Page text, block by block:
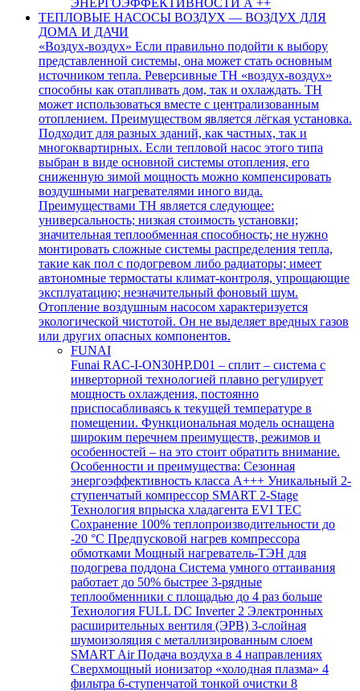
ЭНЕРГОЭФФЕКТИВНОСТИ А ++
ТЕПЛОВЫЕ НАСОСЫ ВОЗДУХ — ВОЗДУХ ДЛЯ
ДОМА И ДАЧИ
«Воздух-воздух» Если правильно подойти к выбору
представленной системы, она может стать основным
источником тепла. Реверсивные ТН «воздух-воздух»
способны как отапливать дом, так и охлаждать. ТН
может использоваться вместе с централизованным
отоплением. Преимуществом является лёгкая установка.
Подходит для разных зданий, как частных, так и
многоквартирных. Если тепловой насос этого типа
выбран в виде основной системы отопления, его
сниженную зимой мощность можно компенсировать
воздушными нагревателями иного вида.
Преимуществами ТН является следующее:
универсальность; низкая стоимость установки;
значительная теплообменная способность; не нужно
монтировать сложные системы распределения тепла,
такие как пол с подогревом либо радиаторы; имеет
автономные термостаты климат-контроля, упрощающие
эксплуатацию; незначительный фоновый шум.
Отопление воздушным насосом характеризуется
экологической чистотой. Он не выделяет вредных газов
или других опасных компонентов.
FUNAI
Funai RAC-I-ON30HP.D01 – сплит – система с
инверторной технологией плавно регулирует
мощность охлаждения, постоянно
приспосабливаясь к текущей температуре в
помещении. Функциональная модель оснащена
широким перечнем преимуществ, режимов и
особенностей – на это стоит обратить внимание.
Особенности и преимущества: Сезонная
энергоэффективность класса А+++ Уникальный 2-
ступенчатый компрессор SMART 2-Stage
Технология впрыска хладагента EVI TEC
Сохранение 100% теплопроизводительности до
-20 °C Предпусковой нагрев компрессора
обмотками Мощный нагреватель-ТЭН для
подогрева поддона Система умного оттаивания
работает до 50% быстрее 3-рядные
теплообменники с площадью до 4 раз больше
Технология FULL DC Inverter 2 Электронных
расширительных вентиля (ЭРВ) 3-слойная
шумоизоляция с металлизированным слоем
SMART Air Подача воздуха в 4 направлениях
Сверхмощный ионизатор «холодная плазма» 4
фильтра 6-ступенчатой тонкой очистки 8